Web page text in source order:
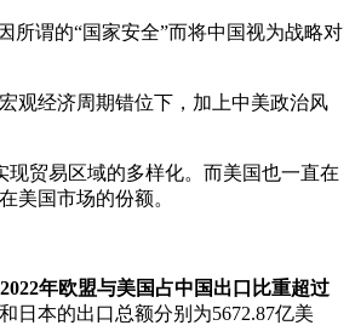
所谓的“国家安全”而将中国视为战略对
观经济周期错位下，加上中美政治风
现贸易区域的多样化。而美国也一直在
美国市场的份额。
年欧盟与美国占中国出口比重超过
日本的出口总额分别为5672.87亿美